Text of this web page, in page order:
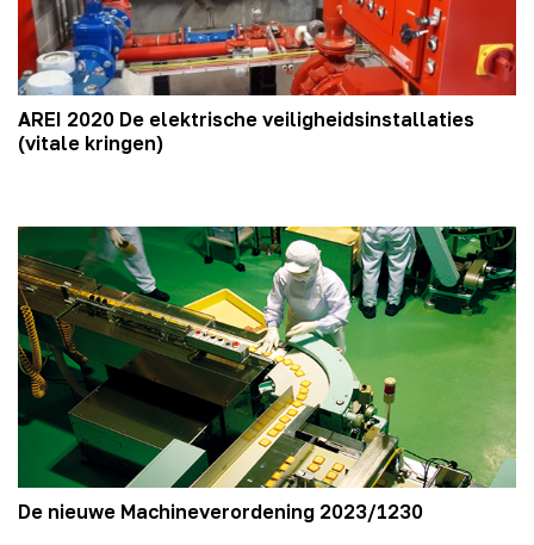
AREI 2020 De elektrische veiligheidsinstallaties
(vitale kringen)
De nieuwe Machineverordening 2023/1230